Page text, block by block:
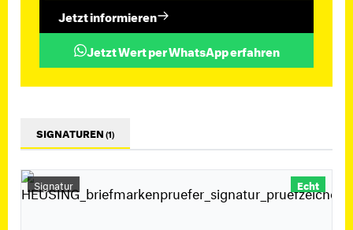
Jetzt informieren
Jetzt Wert per WhatsApp erfahren
SIGNATUREN(1)
Signatur Echt